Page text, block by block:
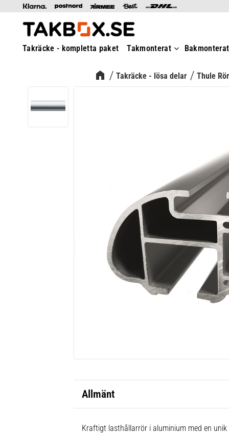
Takräcke - kompletta paket Takmonterat Bakmonterat
Takräcke - lösa delar Thule
Allmänt
Kraftigt lasthållarrör i aluminium med en